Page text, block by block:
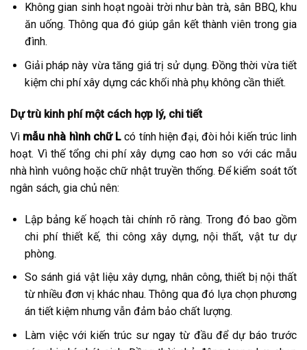
Không gian sinh hoạt ngoài trời như bàn trà, sân BBQ, khu
ăn uống. Thông qua đó giúp gắn kết thành viên trong gia
đình.
Giải pháp này vừa tăng giá trị sử dụng. Đồng thời vừa tiết
kiệm chi phí xây dựng các khối nhà phụ không cần thiết.
Dự trù kinh phí một cách hợp lý, chi tiết
Vì mẫu nhà hình chữ L có tính hiện đại, đòi hỏi kiến trúc linh
hoạt. Vì thế tổng chi phí xây dựng cao hơn so với các mẫu
nhà hình vuông hoặc chữ nhật truyền thống. Để kiểm soát tốt
ngân sách, gia chủ nên:
Lập bảng kế hoạch tài chính rõ ràng. Trong đó bao gồm
chi phí thiết kế, thi công xây dựng, nội thất, vật tư dự
phòng.
So sánh giá vật liệu xây dựng, nhân công, thiết bị nội thất
từ nhiều đơn vị khác nhau. Thông qua đó lựa chọn phương
án tiết kiệm nhưng vẫn đảm bảo chất lượng.
Làm việc với kiến trúc sư ngay từ đầu để dự báo trước